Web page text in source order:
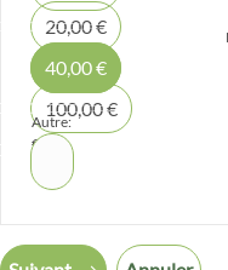
20,00 €
40,00 €
100,00 €
Autre:
€